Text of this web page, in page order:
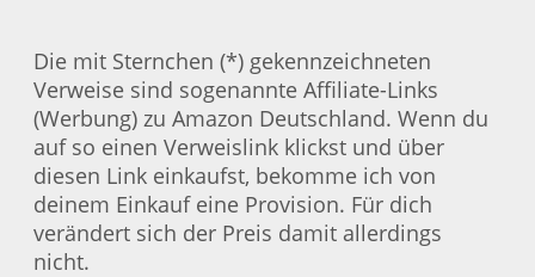
Die mit Sternchen (*) gekennzeichneten
Verweise sind sogenannte Affiliate-Links
(Werbung) zu Amazon Deutschland. Wenn du
auf so einen Verweislink klickst und über
diesen Link einkaufst, bekomme ich von
deinem Einkauf eine Provision. Für dich
verändert sich der Preis damit allerdings
nicht.